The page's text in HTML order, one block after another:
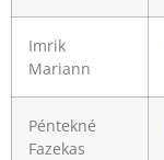
Imrik
Mariann
Péntekné
Fazekas